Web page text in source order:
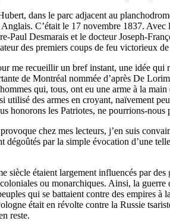
dans le parc adjacent au
C’était le 17 novembre 1837.
Paul Desmarais et le docteur Joseph-
des premiers coups de feu victorieux
me recueillir un bref instant, une idée qui
de Montréal nommée d’après De
qui, tous, ont eu une arme à la
utilisé des armes en croyant, naïvement
honorons les Patriotes, ne pourrions-nous
chez mes lecteurs, j’en suis
dégoûtés par la simple évocation d’une
siècle étaient largement influencés par
ou monarchiques. Ainsi, la
qui se battaient contre des empires à
était en révolte contre la Russie
reste.